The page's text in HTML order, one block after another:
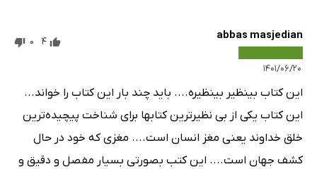
abbas masjedian
۱۴۰۱/۰۶/۲۰
4
0
این کتاب بینظیر بینظیره.... باید چند بار این کتاب را خواند...
این کتاب یکی از بی نظیرترین کتابها برای شناخت پیچیده‌ترین
خلق خداوند یعنی مغز انسان است.... مغزی که خود در حال
کشف جهان است.... این کتب بصورتی بسیار مفصل و دقیق و